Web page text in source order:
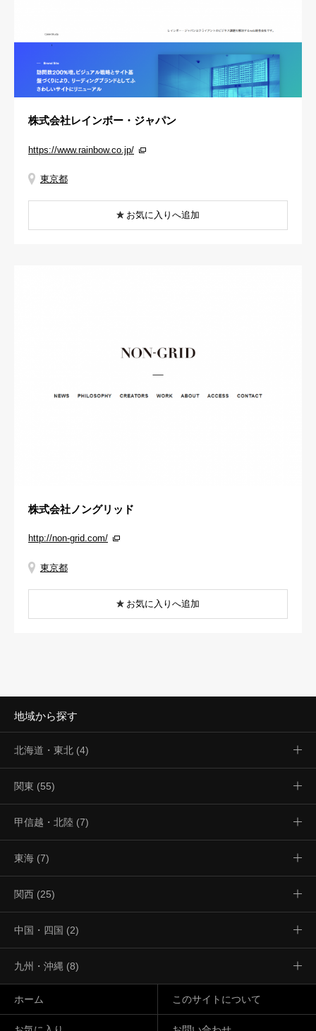
株式会社レインボー・ジャパン
https://www.rainbow.co.jp/
東京都
お気に入りへ追加
株式会社ノングリッド
http://non-grid.com/
東京都
お気に入りへ追加
地域から探す
北海道・東北 (4)
関東 (55)
甲信越・北陸 (7)
東海 (7)
関西 (25)
中国・四国 (2)
九州・沖縄 (8)
ホーム このサイトについて